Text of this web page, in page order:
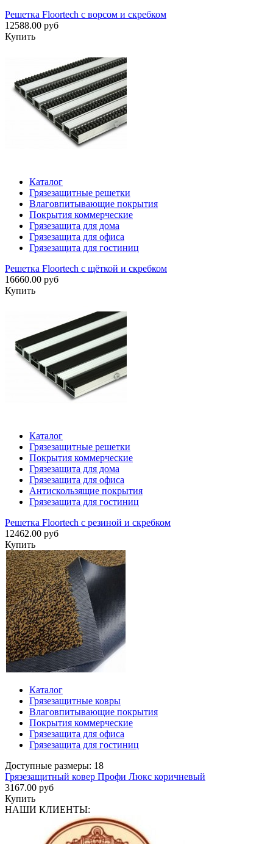
Решетка Floortech с ворсом и скребком
12588.00 руб
Купить
Каталог
Грязезащитные решетки
Влаговпитывающие покрытия
Покрытия коммерческие
Грязезащита для дома
Грязезащита для офиса
Грязезащита для гостиниц
Решетка Floortech с щёткой и скребком
16660.00 руб
Купить
Каталог
Грязезащитные решетки
Покрытия коммерческие
Грязезащита для дома
Грязезащита для офиса
Антискользящие покрытия
Грязезащита для гостиниц
Решетка Floortech с резиной и скребком
12462.00 руб
Купить
Каталог
Грязезащитные ковры
Влаговпитывающие покрытия
Покрытия коммерческие
Грязезащита для офиса
Грязезащита для гостиниц
Доступные размеры: 18
Грязезащитный ковер Профи Люкс коричневый
3167.00 руб
Купить
НАШИ КЛИЕНТЫ: